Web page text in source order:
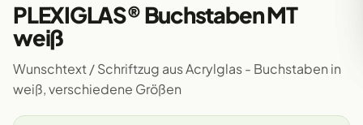
PLEXIGLAS® Buchstaben MT
weiß
Wunschtext / Schriftzug aus Acrylglas - Buchstaben in
weiß, verschiedene Größen